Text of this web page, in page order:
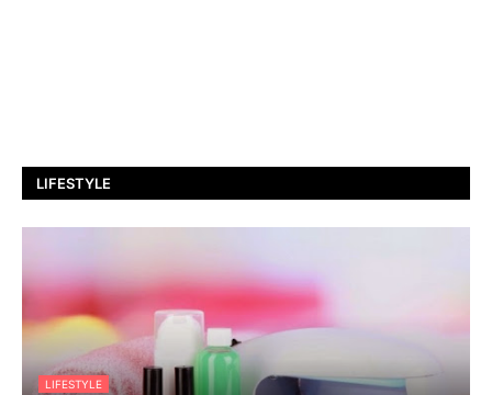
LIFESTYLE
LIFESTYLE